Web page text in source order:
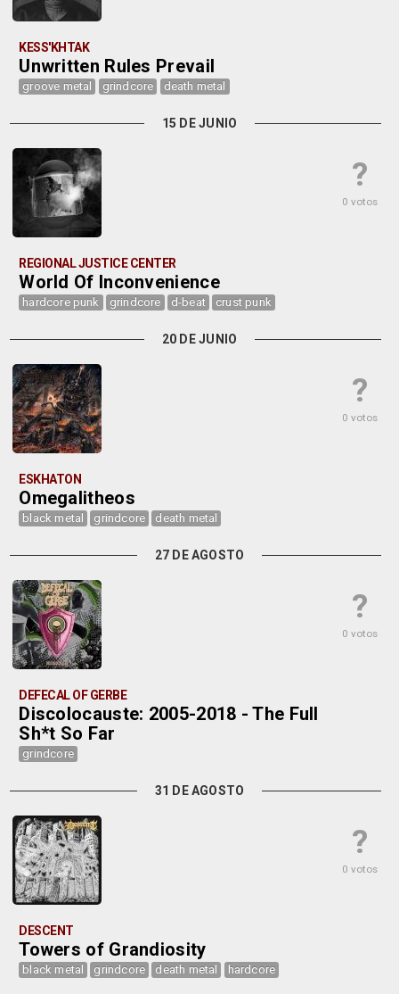
KESS'KHTAK
Unwritten Rules Prevail
groove metal grindcore death metal
15 DE JUNIO
?
0 votos
REGIONAL JUSTICE CENTER
World Of Inconvenience
hardcore punk grindcore d-beat crust punk
20 DE JUNIO
?
0 votos
ESKHATON
Omegalitheos
black metal grindcore death metal
27 DE AGOSTO
?
0 votos
DEFECAL OF GERBE
Discolocauste: 2005-2018 - The Full
Sh*t So Far
grindcore
31 DE AGOSTO
?
0 votos
DESCENT
Towers of Grandiosity
black metal grindcore death metal hardcore